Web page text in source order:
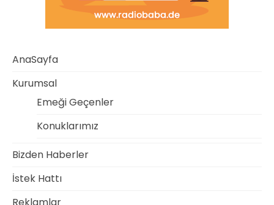
AnaSayfa
Kurumsal
Emeği Geçenler
Konuklarımız
Bizden Haberler
İstek Hattı
Reklamlar